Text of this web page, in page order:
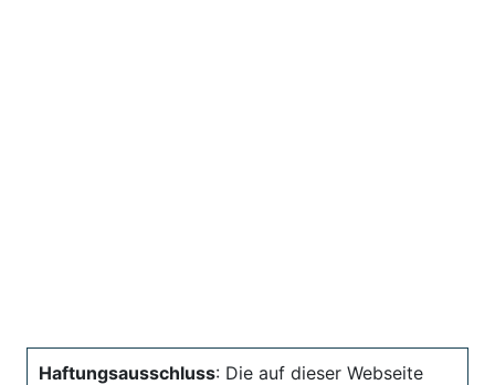
Haftungsausschluss: Die auf dieser Webseite